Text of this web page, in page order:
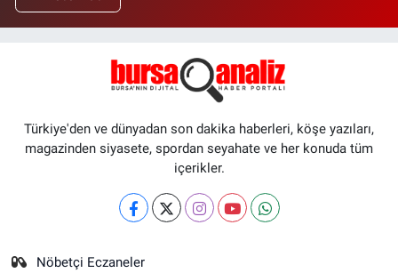
Türkiye'den ve dünyadan son dakika haberleri, köşe yazıları,
magazinden siyasete, spordan seyahate ve her konuda tüm
içerikler.
Nöbetçi Eczaneler